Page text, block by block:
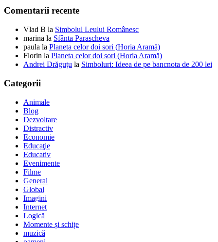
Comentarii recente
Vlad B la Simbolul Leului Românesc
marina la Sfânta Parascheva
paula la Planeta celor doi sori (Horia Aramă)
Florin la Planeta celor doi sori (Horia Aramă)
Andrei Drăguţu la Simboluri: Ideea de pe bancnota de 200 lei
Categorii
Animale
Blog
Dezvoltare
Distractiv
Economie
Educaţie
Educativ
Evenimente
Filme
General
Global
Imagini
Internet
Logică
Momente și schițe
muzică